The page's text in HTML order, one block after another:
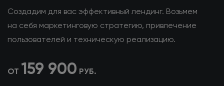
Создадим для вас эффективный лендинг. Возьмем
на себя маркетинговую стратегию, привлечение
пользователей и техническую реализацию.
ОТ 159 900 РУБ.